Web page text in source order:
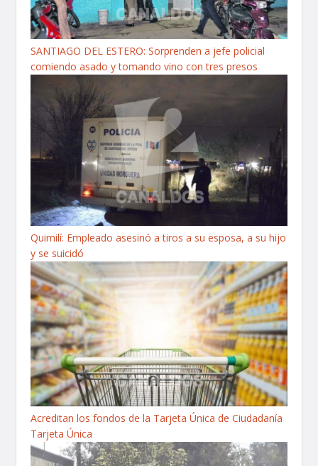
SANTIAGO DEL ESTERO: Sorprenden a jefe policial
comiendo asado y tomando vino con tres presos
Quimilí: Empleado asesinó a tiros a su esposa, a su hijo
y se suicidó
Acreditan los fondos de la Tarjeta Única de Ciudadanía
Tarjeta Única